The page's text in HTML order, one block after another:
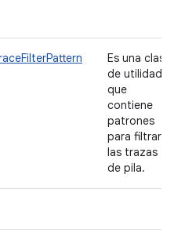
Es una clase
de utilidad
que
contiene
patrones
para filtrar
las trazas
de pila.